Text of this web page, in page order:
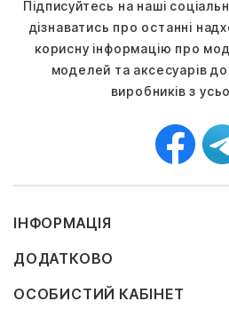
Підписуйтесь на наші
дізнаватись про останні
корисну інформацію про
моделей та аксесуарів до
виробників з
ІНФОРМАЦІЯ
ДОДАТКОВО
ОСОБИСТИЙ КАБІНЕТ